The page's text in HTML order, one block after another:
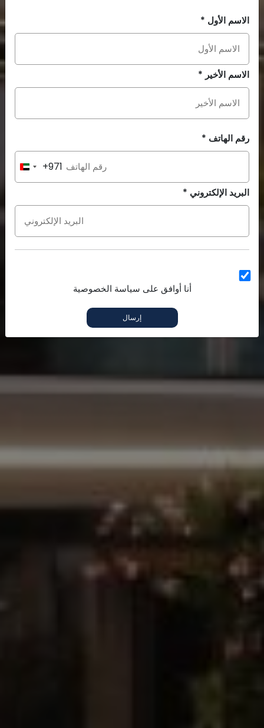
الاسم الأول *
الاسم الأخير *
رقم الهاتف *
United
Arab
+971
البريد الإلكتروني *
أنا أوافق على سياسة الخصوصية
إرسال